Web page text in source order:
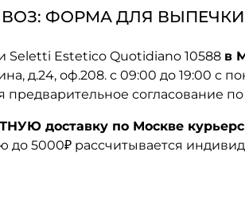
ФОРМА ДЛЯ ВЫПЕЧКИ
Estetico Quotidiano 10588 в
д.24, оф.208. с 09:00 до 19:00 с
предварительное согласование
доставку по Москве
до 5000₽ рассчитывается